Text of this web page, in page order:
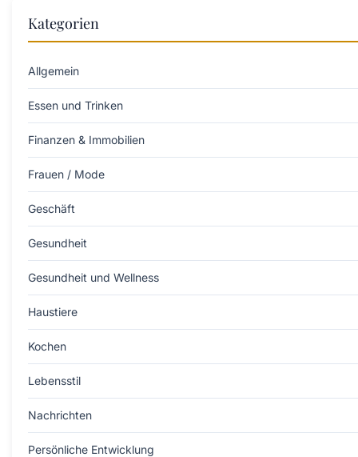
Kategorien
Allgemein
Essen und Trinken
Finanzen & Immobilien
Frauen / Mode
Geschäft
Gesundheit
Gesundheit und Wellness
Haustiere
Kochen
Lebensstil
Nachrichten
Persönliche Entwicklung